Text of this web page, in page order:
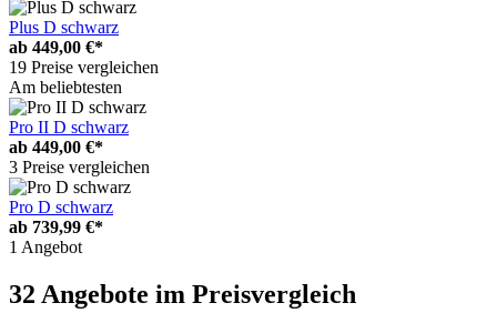
Plus D schwarz
ab 449,00 €*
19 Preise vergleichen
Am beliebtesten
Pro II D schwarz
ab 449,00 €*
3 Preise vergleichen
Pro D schwarz
ab 739,99 €*
1 Angebot
32 Angebote im Preisvergleich